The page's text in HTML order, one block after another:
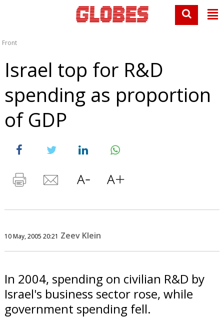
Front
Israel top for R&D
spending as proportion
of GDP
10 May, 2005 20:21 Zeev Klein
In 2004, spending on civilian R&D by
Israel's business sector rose, while
government spending fell.